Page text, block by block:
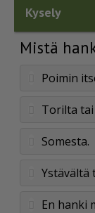
Kysely
Mistä
Poimin
Torilta
Somesta.
Ystävältä
En hanki